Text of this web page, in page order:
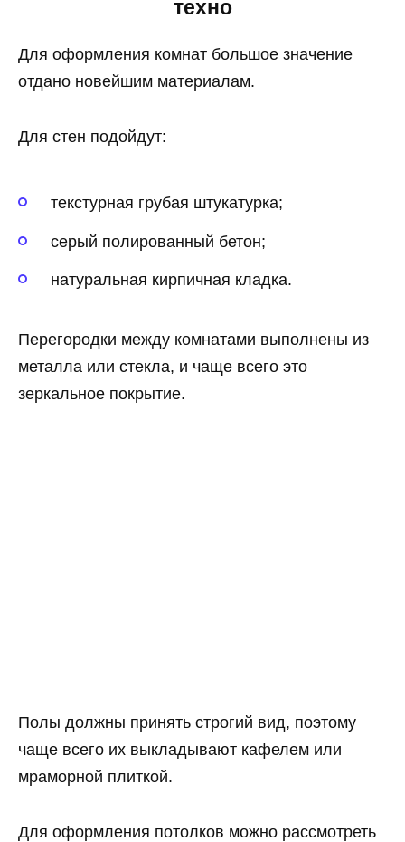
техно
Для оформления комнат большое значение
отдано новейшим материалам.
Для стен подойдут:
текстурная грубая штукатурка;
серый полированный бетон;
натуральная кирпичная кладка.
Перегородки между комнатами выполнены из
металла или стекла, и чаще всего это
зеркальное покрытие.
Полы должны принять строгий вид, поэтому
чаще всего их выкладывают кафелем или
мраморной плиткой.
Для оформления потолков можно рассмотреть